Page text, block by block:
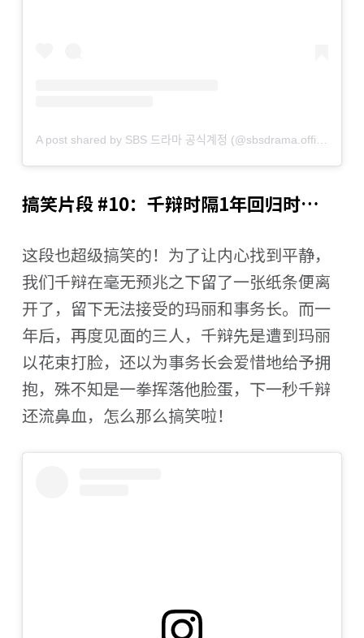
搞笑片段 #10：千辩时隔1年回归时…
这段也超级搞笑的！为了让内心找到平静，
我们千辩在毫无预兆之下留了一张纸条便离
开了，留下无法接受的玛丽和事务长。而一
年后，再度见面的三人，千辩先是遭到玛丽
以花束打脸，还以为事务长会爱惜地给予拥
抱，殊不知是一拳挥落他脸蛋，下一秒千辩
还流鼻血，怎么那么搞笑啦！